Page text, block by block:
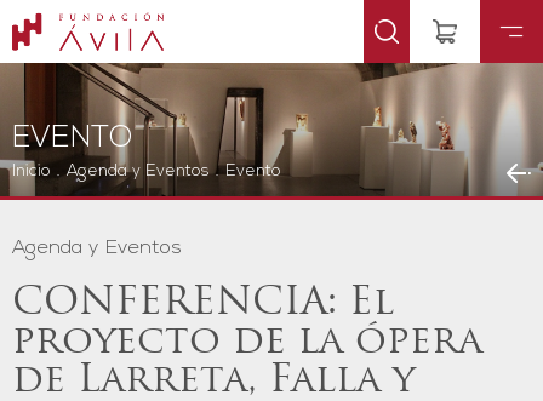
EVENTO
Inicio . Agenda y Eventos . Evento
Agenda y Eventos
CONFERENCIA: El
proyecto de la ópera
de Larreta, Falla y